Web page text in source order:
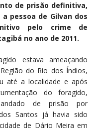
de prisão definitiva,
pessoa de Gilvan dos
pelo crime de
no ano de 2011.
estava ameaçando
do Rio dos Índios,
até a localidade e após
do foragido,
de prisão por
Santos já havia sido
de Dário Meira em